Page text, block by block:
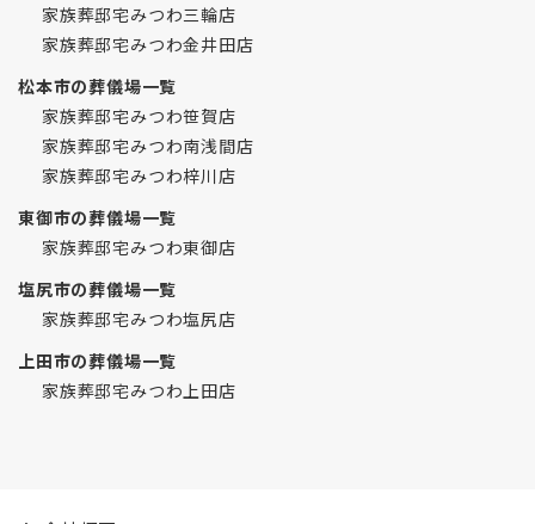
家族葬邸宅みつわ三輪店
家族葬邸宅みつわ金井田店
松本市の葬儀場一覧
家族葬邸宅みつわ笹賀店
家族葬邸宅みつわ南浅間店
家族葬邸宅みつわ梓川店
東御市の葬儀場一覧
家族葬邸宅みつわ東御店
塩尻市の葬儀場一覧
家族葬邸宅みつわ塩尻店
上田市の葬儀場一覧
家族葬邸宅みつわ上田店